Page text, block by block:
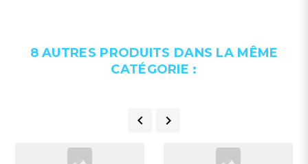
8 AUTRES PRODUITS DANS LA MÊME
CATÉGORIE :
 